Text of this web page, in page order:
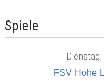
Spiele
Dienstag
FSV Hohe